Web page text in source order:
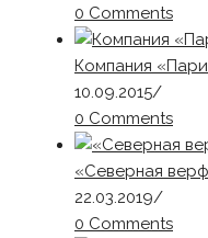
0 Comments
Компания
10.09.2015/
0 Comments
«Северная
22.03.2019/
0 Comments